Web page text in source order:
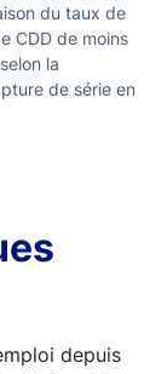
du taux de
CDD de moins
la
de série en
depuis